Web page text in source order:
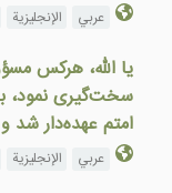
عربي الإنجليزية
يا الله، هرکس
سخت‌گيری نمود،
امتم عهده‌دار شد و
عربي الإنجليزية